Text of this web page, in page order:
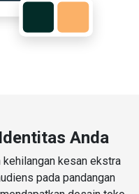
Anda
kehilangan kesan ekstra
pada pandangan